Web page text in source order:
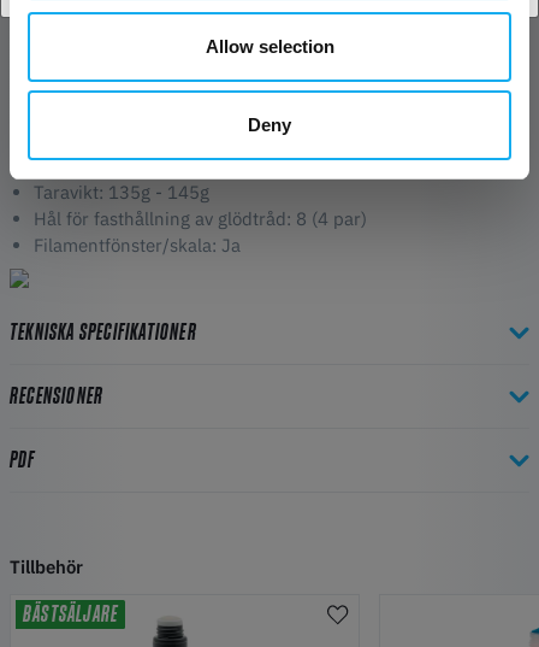
Allow selection
Deny
Info om spolen:
Centrumdiameter: 54 mm
Taravikt: 135g - 145g
Hål för fasthållning av glödtråd: 8 (4 par)
Filamentfönster/skala: Ja
TEKNISKA SPECIFIKATIONER
RECENSIONER
PDF
Tillbehör
BÄSTSÄLJARE